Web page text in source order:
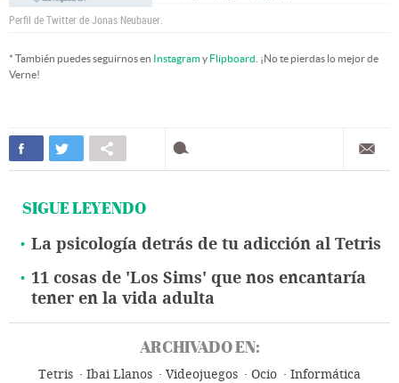
Perfil de Twitter de Jonas Neubauer.
* También puedes seguirnos en Instagramy Flipboard . ¡No te pierdas lo mejor de
Verne!
SIGUE LEYENDO
La psicología detrás de tu adicción al Tetris
11 cosas de 'Los Sims' que nos encantaría
tener en la vida adulta
ARCHIVADO EN:
Tetris Ibai Llanos Videojuegos Ocio
Informática